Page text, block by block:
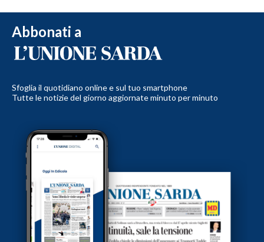
Abbonati a
Sfoglia il quotidiano online e sul tuo smartphone
Tutte le notizie del giorno aggiornate minuto per minuto